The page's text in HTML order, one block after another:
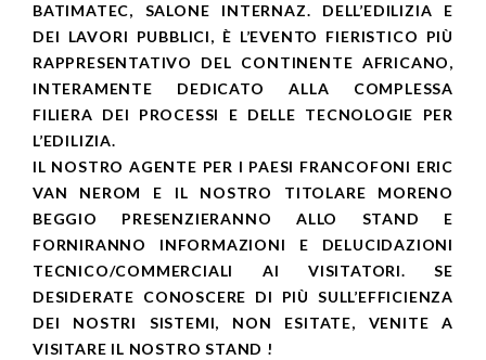
BATIMATEC, SALONE INTERNAZ. DELL’EDILIZIA E
DEI LAVORI PUBBLICI, È L’EVENTO FIERISTICO PIÙ
RAPPRESENTATIVO DEL CONTINENTE AFRICANO,
INTERAMENTE DEDICATO ALLA COMPLESSA
FILIERA DEI PROCESSI E DELLE TECNOLOGIE PER
L’EDILIZIA.
IL NOSTRO AGENTE PER I PAESI FRANCOFONI ERIC
VAN NEROM E IL NOSTRO TITOLARE MORENO
BEGGIO PRESENZIERANNO ALLO STAND E
FORNIRANNO INFORMAZIONI E DELUCIDAZIONI
TECNICO/COMMERCIALI AI VISITATORI. SE
DESIDERATE CONOSCERE DI PIÙ SULL’EFFICIENZA
DEI NOSTRI SISTEMI, NON ESITATE, VENITE A
VISITARE IL NOSTRO STAND !